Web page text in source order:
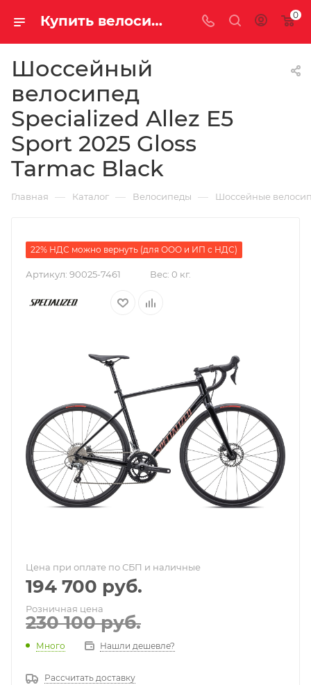
Купить велосипед для шоссе Specialized Allez E5 Sport 2025 Gloss Tarmac Black на за 194700.00000000 рублей в Саратове и Энгельсе 0
Шоссейный
велосипед
Specialized Allez E5
Sport 2025 Gloss
Tarmac Black
Главная — Каталог — Велосипеды — Шоссейные
22% НДС можно вернуть (для ООО и ИП с НДС)
Артикул: 90025-7461 Вес: 0 кг.
Цена при оплате по СБП и наличные
194 700 руб.
Розничная цена
230 100руб.
Много Нашли дешевле?
Рассчитать доставку